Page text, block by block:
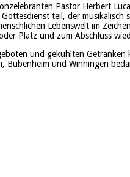
Pastor Herbert
teil, der musikalisch
Lebenswelt im
Platz und zum Abschluss
und gekühlten
Bubenheim und Winningen